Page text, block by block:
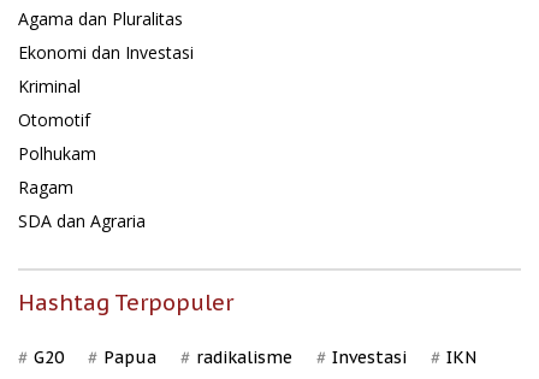
Agama dan Pluralitas
Ekonomi dan Investasi
Kriminal
Otomotif
Polhukam
Ragam
SDA dan Agraria
Hashtag Terpopuler
G20 Papua radikalisme Investasi IKN